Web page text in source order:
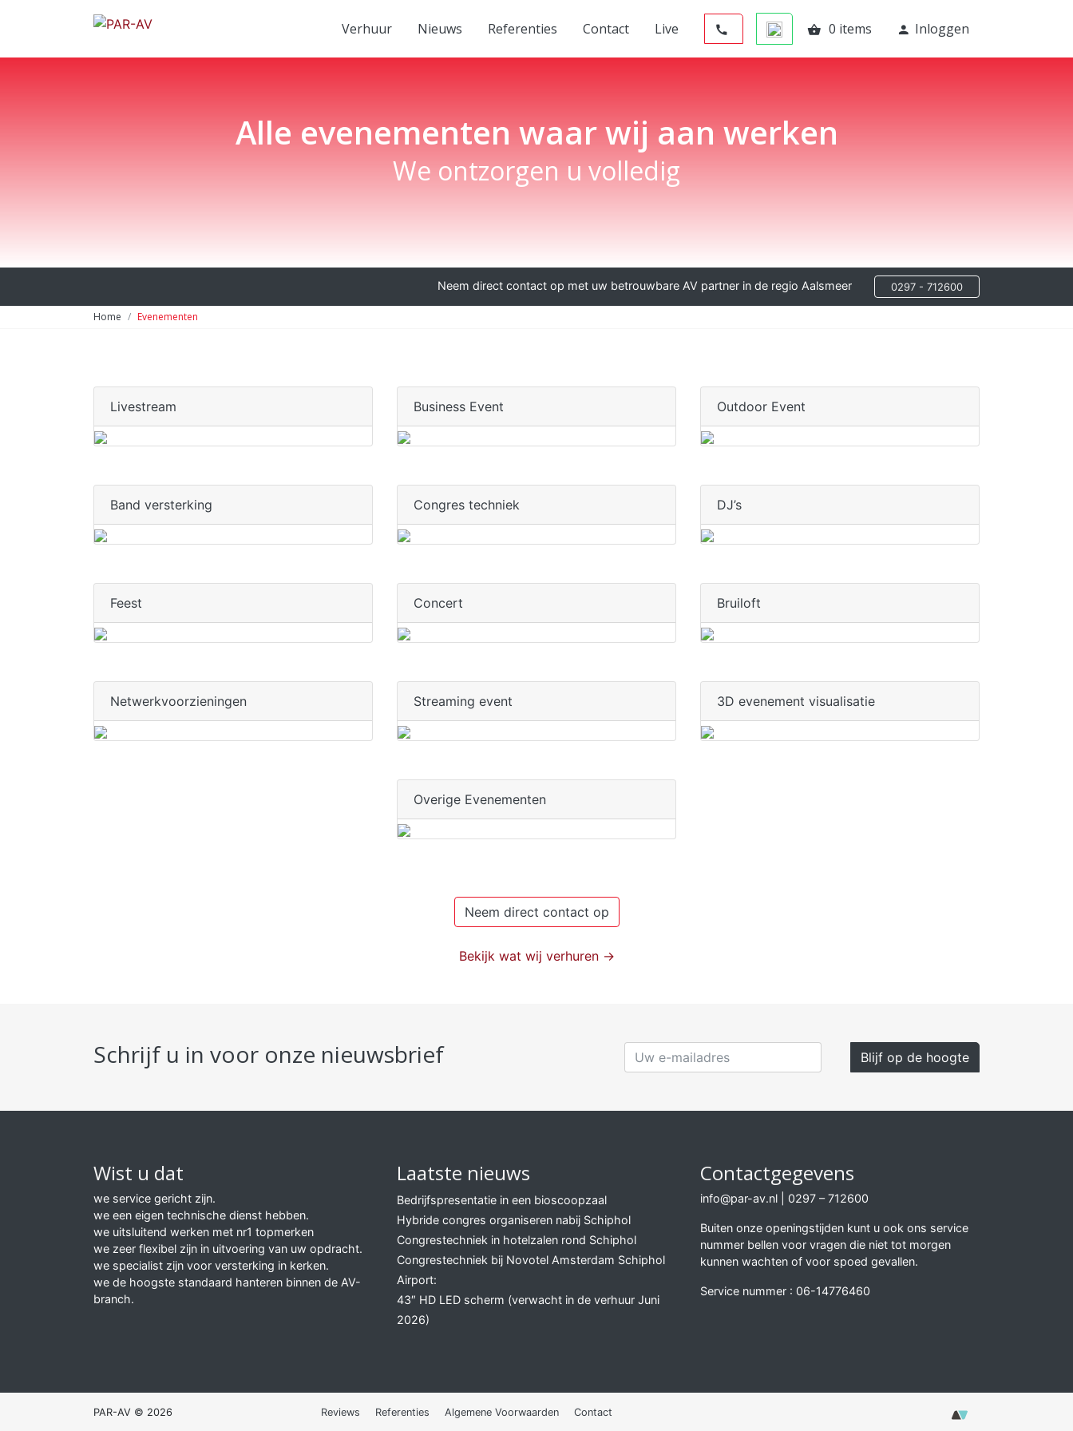
Verhuur Nieuws Referenties Contact Live call shopping_basket 0 items person Inloggen
Alle evenementen waar wij aan werken
We ontzorgen u volledig
Neem direct contact op met uw betrouwbare AV partner in de regio Aalsmeer 0297 - 712600
Home Evenementen
Livestream Business Event Outdoor Event
Band versterking Congres techniek DJ’s
Feest Concert Bruiloft
Netwerkvoorzieningen Streaming event 3D evenement visualisatie
Overige Evenementen
Neem direct contact op
Bekijk wat wij verhuren →
Schrijf u in voor onze nieuwsbrief
Wist u dat
we service gericht zijn.
we een eigen technische dienst hebben.
we uitsluitend werken met nr1 topmerken
we zeer flexibel zijn in uitvoering van uw opdracht.
we specialist zijn voor versterking in kerken.
we de hoogste standaard hanteren binnen de AV-
branch.
Laatste nieuws
Bedrijfspresentatie in een bioscoopzaal
Hybride congres organiseren nabij Schiphol
Congrestechniek in hotelzalen rond Schiphol
Congrestechniek bij Novotel Amsterdam Schiphol
Airport:
43″ HD LED scherm (verwacht in de verhuur Juni
2026)
Contactgegevens
info@par-av.nl 0297 – 712600
Buiten onze openingstijden kunt u ook ons service
nummer bellen voor vragen die niet tot morgen
kunnen wachten of voor spoed gevallen.
Service nummer : 06-14776460
PAR-AV © 2026 Reviews Referenties Algemene Voorwaarden Contact